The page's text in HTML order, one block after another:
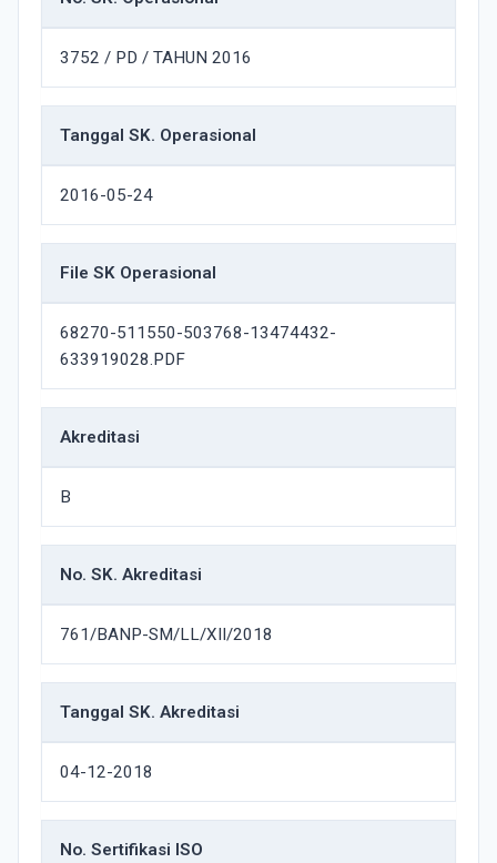
3752 / PD / TAHUN 2016
Tanggal SK. Operasional
2016-05-24
File SK Operasional
68270-511550-503768-13474432-
633919028.PDF
Akreditasi
B
No. SK. Akreditasi
761/BANP-SM/LL/XII/2018
Tanggal SK. Akreditasi
04-12-2018
No. Sertifikasi ISO